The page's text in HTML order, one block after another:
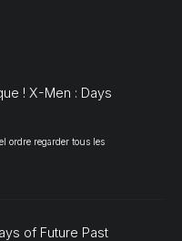
! X-Men : Days
ordre regarder tous les
of Future Past